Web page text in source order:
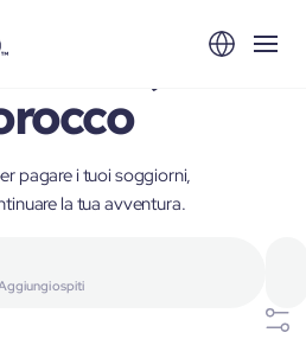
pagare i tuoi soggiorni,
la tua avventura.
ospiti